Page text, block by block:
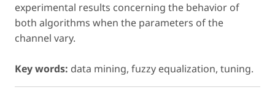
experimental results concerning the behavior of
both algorithms when the parameters of the
channel vary.
Key words: data mining, fuzzy equalization, tuning.